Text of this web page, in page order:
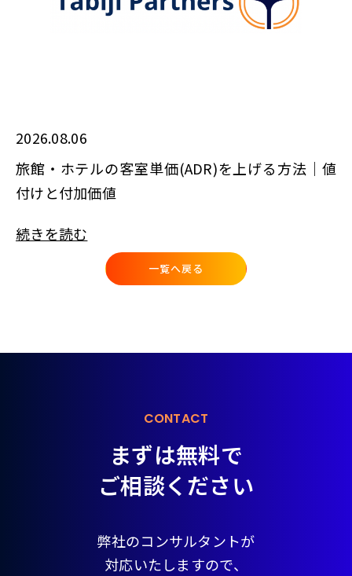
2026.08.06
旅館・ホテルの客室単価(ADR)を上げる方法｜値
付けと付加価値
続きを読む
一覧へ戻る
CONTACT
まずは無料で
ご相談ください
弊社のコンサルタントが
対応いたしますので、